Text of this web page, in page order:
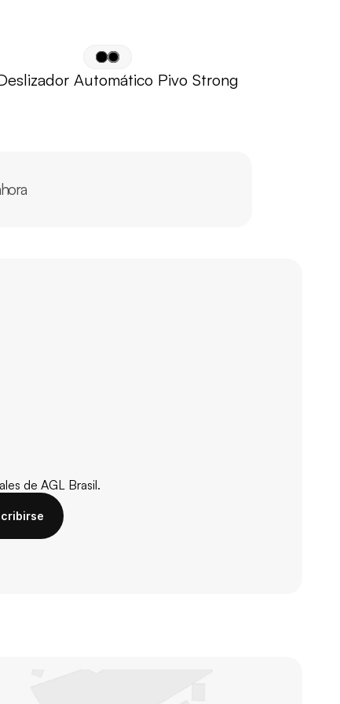
Automático Pivo Strong
de AGL Brasil.